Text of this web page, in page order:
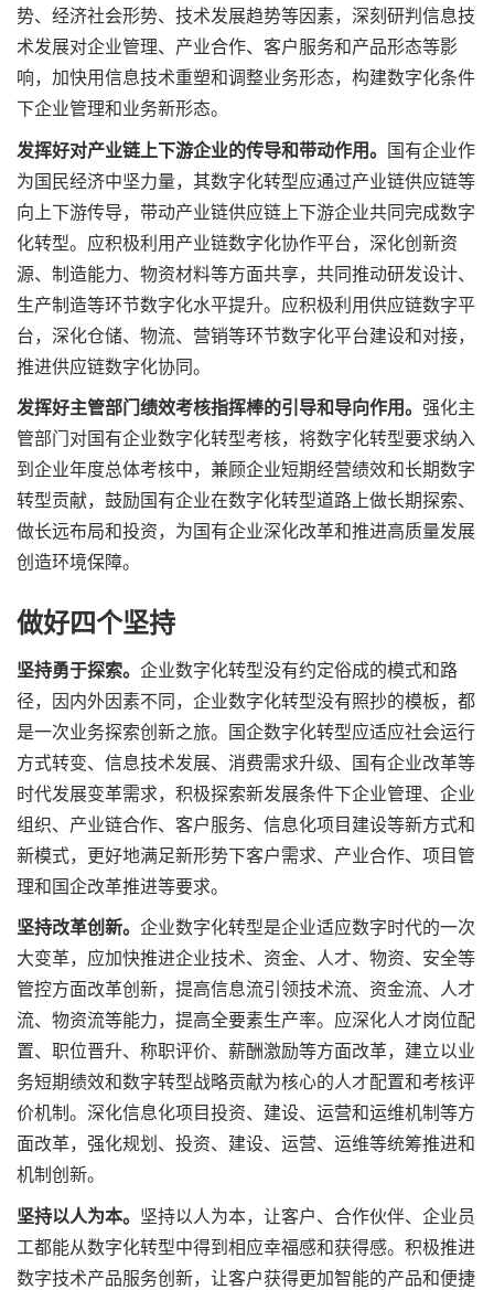
势、经济社会形势、技术发展趋势等因素，深刻研判信息技
术发展对企业管理、产业合作、客户服务和产品形态等影
响，加快用信息技术重塑和调整业务形态，构建数字化条件
下企业管理和业务新形态。
发挥好对产业链上下游企业的传导和带动作用。 国有企业作
为国民经济中坚力量，其数字化转型应通过产业链供应链等
向上下游传导，带动产业链供应链上下游企业共同完成数字
化转型。应积极利用产业链数字化协作平台，深化创新资
源、制造能力、物资材料等方面共享，共同推动研发设计、
生产制造等环节数字化水平提升。应积极利用供应链数字平
台，深化仓储、物流、营销等环节数字化平台建设和对接，
推进供应链数字化协同。
发挥好主管部门绩效考核指挥棒的引导和导向作用。 强化主
管部门对国有企业数字化转型考核，将数字化转型要求纳入
到企业年度总体考核中，兼顾企业短期经营绩效和长期数字
转型贡献，鼓励国有企业在数字化转型道路上做长期探索、
做长远布局和投资，为国有企业深化改革和推进高质量发展
创造环境保障。
做好四个坚持
坚持勇于探索。 企业数字化转型没有约定俗成的模式和路
径，因内外因素不同，企业数字化转型没有照抄的模板，都
是一次业务探索创新之旅。国企数字化转型应适应社会运行
方式转变、信息技术发展、消费需求升级、国有企业改革等
时代发展变革需求，积极探索新发展条件下企业管理、企业
组织、产业链合作、客户服务、信息化项目建设等新方式和
新模式，更好地满足新形势下客户需求、产业合作、项目管
理和国企改革推进等要求。
坚持改革创新。 企业数字化转型是企业适应数字时代的一次
大变革，应加快推进企业技术、资金、人才、物资、安全等
管控方面改革创新，提高信息流引领技术流、资金流、人才
流、物资流等能力，提高全要素生产率。应深化人才岗位配
置、职位晋升、称职评价、薪酬激励等方面改革，建立以业
务短期绩效和数字转型战略贡献为核心的人才配置和考核评
价机制。深化信息化项目投资、建设、运营和运维机制等方
面改革，强化规划、投资、建设、运营、运维等统筹推进和
机制创新。
坚持以人为本。 坚持以人为本，让客户、合作伙伴、企业员
工都能从数字化转型中得到相应幸福感和获得感。积极推进
数字技术产品服务创新，让客户获得更加智能的产品和便捷